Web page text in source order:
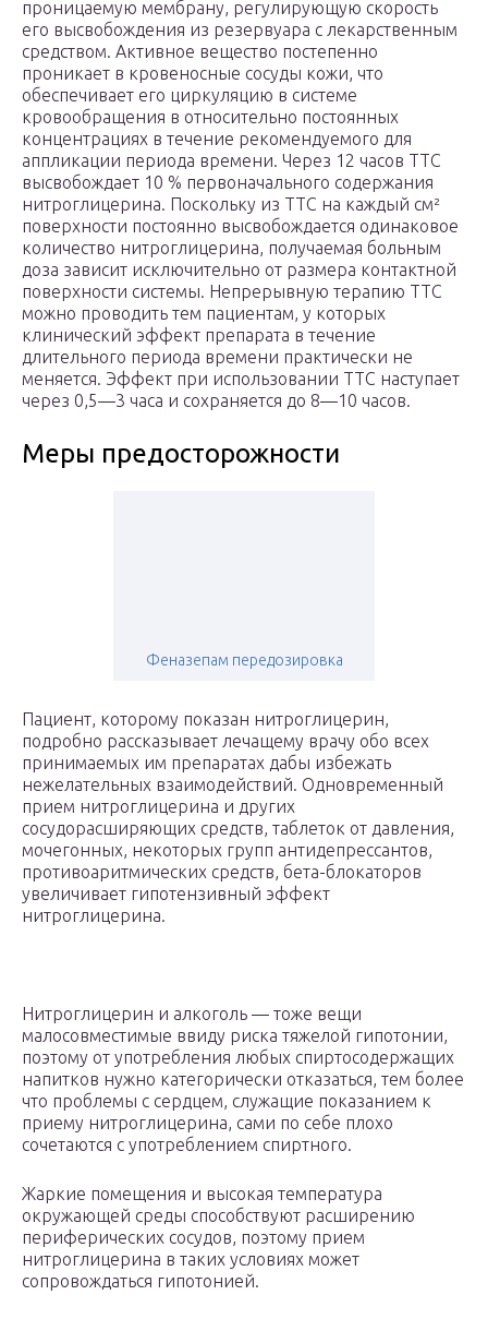
проницаемую мембрану, регулирующую скорость
его высвобождения из резервуара с лекарственным
средством. Активное вещество постепенно
проникает в кровеносные сосуды кожи, что
обеспечивает его циркуляцию в системе
кровообращения в относительно постоянных
концентрациях в течение рекомендуемого для
аппликации периода времени. Через 12 часов ТТС
высвобождает 10 % первоначального содержания
нитроглицерина. Поскольку из ТТС на каждый см²
поверхности постоянно высвобождается одинаковое
количество нитроглицерина, получаемая больным
доза зависит исключительно от размера контактной
поверхности системы. Непрерывную терапию ТТС
можно проводить тем пациентам, у которых
клинический эффект препарата в течение
длительного периода времени практически не
меняется. Эффект при использовании ТТС наступает
через 0,5—3 часа и сохраняется до 8—10 часов.
Меры предосторожности
Феназепам передозировка
Пациент, которому показан нитроглицерин,
подробно рассказывает лечащему врачу обо всех
принимаемых им препаратах дабы избежать
нежелательных взаимодействий. Одновременный
прием нитроглицерина и других
сосудорасширяющих средств, таблеток от давления,
мочегонных, некоторых групп антидепрессантов,
противоаритмических средств, бета-блокаторов
увеличивает гипотензивный эффект
нитроглицерина.
Нитроглицерин и алкоголь — тоже вещи
малосовместимые ввиду риска тяжелой гипотонии,
поэтому от употребления любых спиртосодержащих
напитков нужно категорически отказаться, тем более
что проблемы с сердцем, служащие показанием к
приему нитроглицерина, сами по себе плохо
сочетаются с употреблением спиртного.
Жаркие помещения и высокая температура
окружающей среды способствуют расширению
периферических сосудов, поэтому прием
нитроглицерина в таких условиях может
сопровождаться гипотонией.